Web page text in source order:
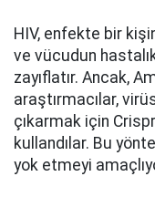
HIV, enfekte bir
ve vücudun
zayıflatır. Ancak,
araştırmacılar,
çıkarmak için
kullandılar. Bu
yok etmeyi